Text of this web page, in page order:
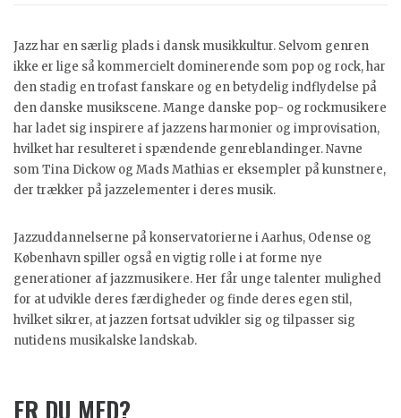
Jazz har en særlig plads i dansk musikkultur. Selvom genren
ikke er lige så kommercielt dominerende som pop og rock, har
den stadig en trofast fanskare og en betydelig indflydelse på
den danske musikscene. Mange danske pop- og rockmusikere
har ladet sig inspirere af jazzens harmonier og improvisation,
hvilket har resulteret i spændende genreblandinger. Navne
som Tina Dickow og Mads Mathias er eksempler på kunstnere,
der trækker på jazzelementer i deres musik.
Jazzuddannelserne på konservatorierne i Aarhus, Odense og
København spiller også en vigtig rolle i at forme nye
generationer af jazzmusikere. Her får unge talenter mulighed
for at udvikle deres færdigheder og finde deres egen stil,
hvilket sikrer, at jazzen fortsat udvikler sig og tilpasser sig
nutidens musikalske landskab.
ER DU MED?